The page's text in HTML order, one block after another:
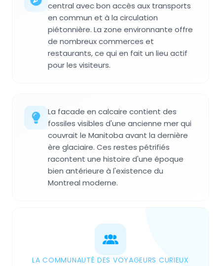
central avec bon accès aux transports
en commun et à la circulation
piétonnière. La zone environnante offre
de nombreux commerces et
restaurants, ce qui en fait un lieu actif
pour les visiteurs.
La facade en calcaire contient des
fossiles visibles d'une ancienne mer qui
couvrait le Manitoba avant la dernière
ère glaciaire. Ces restes pétrifiés
racontent une histoire d'une époque
bien antérieure à l'existence du
Montreal moderne.
LA COMMUNAUTÉ DES VOYAGEURS CURIEUX